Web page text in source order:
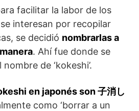
facilitar la labor de los
interesan por recopilar
se decidió nombrarlas a
. Ahí fue donde se
de ‘kokeshi’.
en japonés son 子消し
como ‘borrar a un